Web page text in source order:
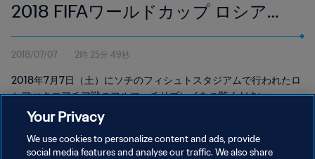
2018 FIFAワールドカップ ロシア｜
フルマッチリプレイ
2018/07/07 2時 25分 49秒
2018年7月7日（土）にソチのフィシュトスタジアムで行われたロ
シアvsクロアチア戦のフルマッチリプレイをご覧ください。
Your Privacy
We use cookies to personalize content and ads, provide
social media features and analyse our traffic. We also share